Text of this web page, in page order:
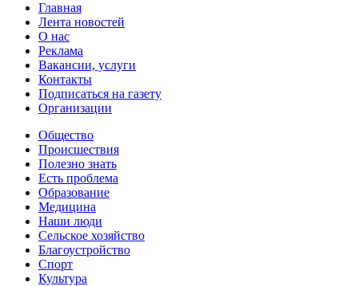
Главная
Лента новостей
О нас
Реклама
Вакансии, услуги
Контакты
Подписаться на газету
Организации
Общество
Происшествия
Полезно знать
Есть проблема
Образование
Медицина
Наши люди
Сельское хозяйство
Благоустройство
Спорт
Культура